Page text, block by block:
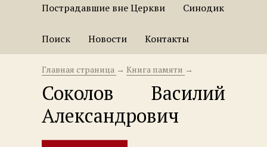
Пострадавшие вне Церкви Синодик
Поиск Новости Контакты
Главная страница → Книга памяти →
Соколов Василий
Александрович